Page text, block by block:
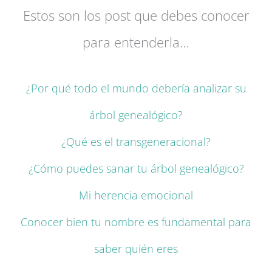
Estos son los post que debes conocer
para entenderla…
¿Por qué todo el mundo debería analizar su
árbol genealógico?
¿Qué es el transgeneracional?
¿Cómo puedes sanar tu árbol genealógico?
Mi herencia emocional
Conocer bien tu nombre es fundamental para
saber quién eres